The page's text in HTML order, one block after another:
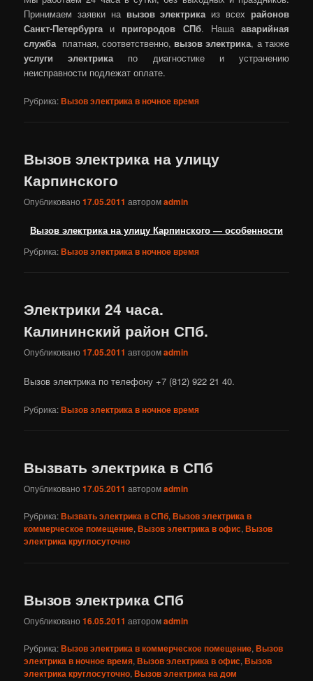
Принимаем заявки на вызов электрика из всех районов
Санкт-Петербурга и пригородов СПб. Наша аварийная
служба платная, соответственно, вызов электрика, а также
услуги электрика по диагностике и устранению
неисправности подлежат оплате.
Рубрика:Вызов электрика в ночное время
Вызов электрика на улицу
Карпинского
Опубликовано17.05.2011 авторомadmin
Вызов электрика на улицу Карпинского — особенности
Рубрика:Вызов электрика в ночное время
Электрики 24 часа.
Калининский район СПб.
Опубликовано17.05.2011 авторомadmin
Вызов электрика по телефону +7 (812) 922 21 40.
Рубрика:Вызов электрика в ночное время
Вызвать электрика в СПб
Опубликовано17.05.2011 авторомadmin
Рубрика:Вызвать электрика в СПб,Вызов электрика в
коммерческое помещение,Вызов электрика в офис,Вызов
электрика круглосуточно
Вызов электрика СПб
Опубликовано16.05.2011 авторомadmin
Рубрика:Вызов электрика в коммерческое помещение,Вызов
электрика в ночное время,Вызов электрика в офис,Вызов
электрика круглосуточно,Вызов электрика на дом